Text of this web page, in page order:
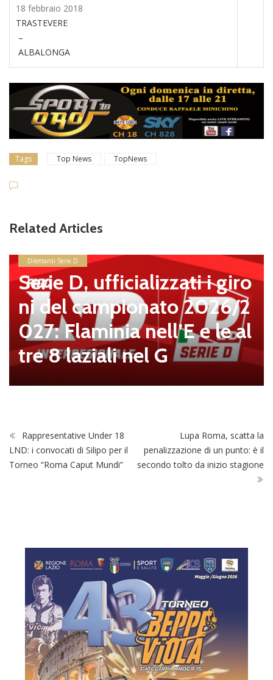
18 febbraio 2018
TRASTEVERE
–
ALBALONGA
Tags Top News TopNews
Related Articles
Dilettanti Serie D
Serie D, ufficializzati i giro
ni del campionato 2026/2
027: Flaminia nell’E e le al
tre 8 laziali nel G
Rappresentative Under 18
LND: i convocati di Silipo per il
Torneo “Roma Caput Mundi”
Lupa Roma, scatta la
penalizzazione di un punto: è il
secondo tolto da inizio stagione